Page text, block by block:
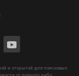
и открытой для поисковых
от полного либо